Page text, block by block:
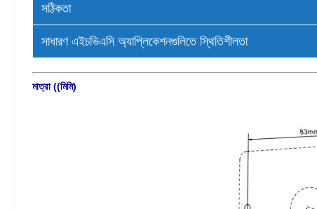
সঠিকতা
সাধারণ এইচভিএসি অ্যাপ্লিকেশনগুলিতে স্থিতিশীলতা
মাত্রা ((মিমি)